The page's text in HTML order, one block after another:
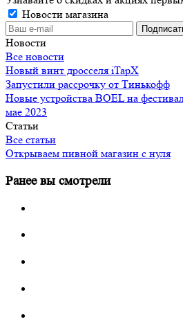
Новости магазина
Новости
Все новости
Новый винт дросселя iTapX
Запустили рассрочку от Тинькофф
Новые устройства BOEL на
мае 2023
Статьи
Все статьи
Открываем пивной магазин с нуля
Ранее вы смотрели